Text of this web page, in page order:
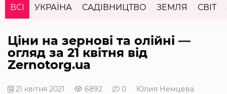
ВСІ УКРАЇНА САДІВНИЦТВО ЗЕМЛЯ СВІТ
Ціни на зернові та олійні —
огляд за 21 квітня від
Zernotorg.ua
21 квітня 2021 6892 0 Юлия Немцева